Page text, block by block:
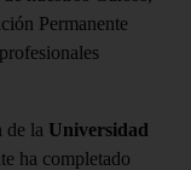
Permanente
de la Universidad
ha completado